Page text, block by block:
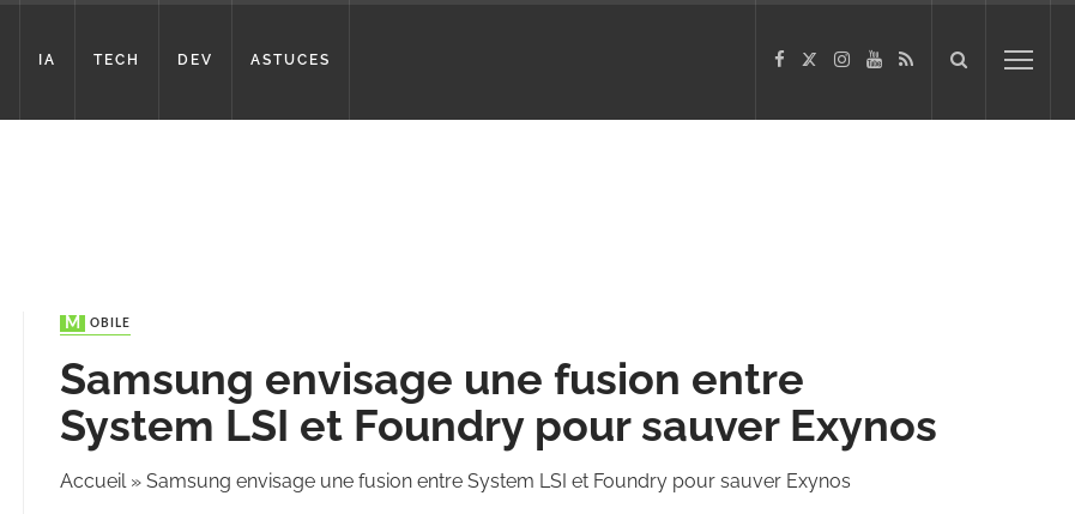
IA TECH DEV ASTUCES
MOBILE
Samsung envisage une fusion entre
System LSI et Foundry pour sauver Exynos
Accueil» Samsung envisage une fusion entre System LSI et Foundry pour sauver Exynos